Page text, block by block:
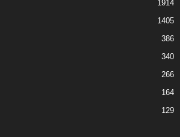
1914
1405
386
340
266
164
129